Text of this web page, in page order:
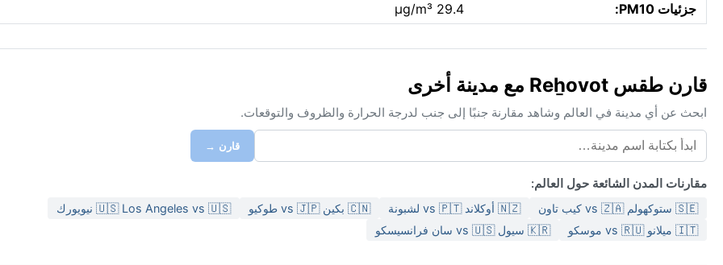
جزئيات PM10:
29.4 µg/m³
قارن طقس Reẖovot مع مدينة أخرى
ابحث عن أي مدينة في العالم وشاهد مقارنة جنبًا إلى جنب لدرجة الحرارة والظروف والتوقعات.
قارن →
مقارنات المدن الشائعة حول العالم:
🇸🇪 ستوكهولم vs 🇿🇦 كيب تاون 🇳🇿 أوكلاند vs 🇵🇹 لشبونة 🇨🇳 بكين vs 🇯🇵 طوكيو
🇺🇸 Los Angeles vs 🇺🇸 نيويورك
🇮🇹 ميلانو vs 🇷🇺 موسكو
🇰🇷 سيول vs 🇺🇸 سان فرانسيسكو